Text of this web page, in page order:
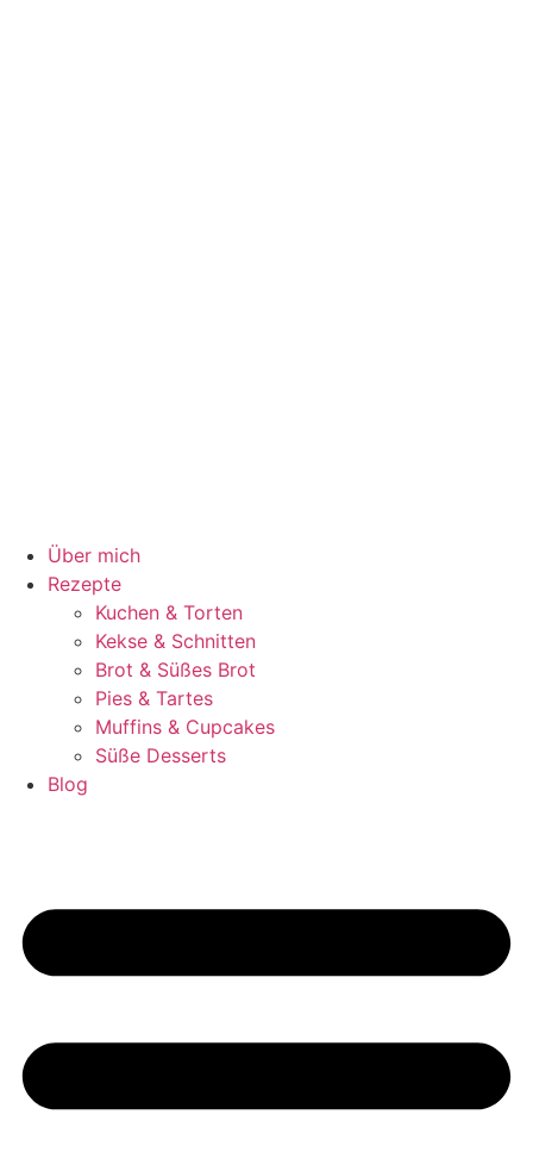
Über mich
Rezepte
Kuchen & Torten
Kekse & Schnitten
Brot & Süßes Brot
Pies & Tartes
Muffins & Cupcakes
Süße Desserts
Blog